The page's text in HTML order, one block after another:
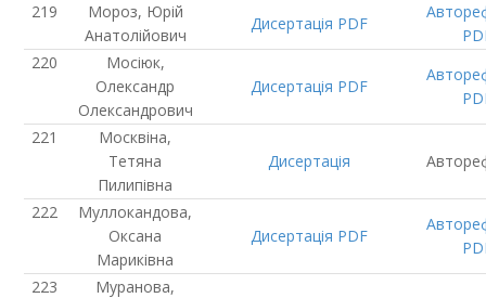
Мороз, Юрій
Анатолійович
Дисертація PDF
Мосіюк,
Олександр
Олександрович
Дисертація PDF
Москвіна,
Тетяна
Пилипівна
Дисертація
Муллокандова,
Оксана
Мариківна
Дисертація PDF
Муранова,